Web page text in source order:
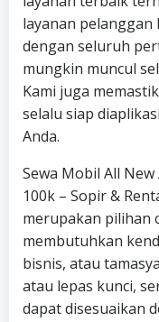
layanan pelanggan
dengan seluruh
mungkin muncul
Kami juga
selalu siap
Anda.
Sewa Mobil All
100k – Sopir &
merupakan pilihan
membutuhkan
bisnis, atau
atau lepas kunci,
dapat disesuaikan